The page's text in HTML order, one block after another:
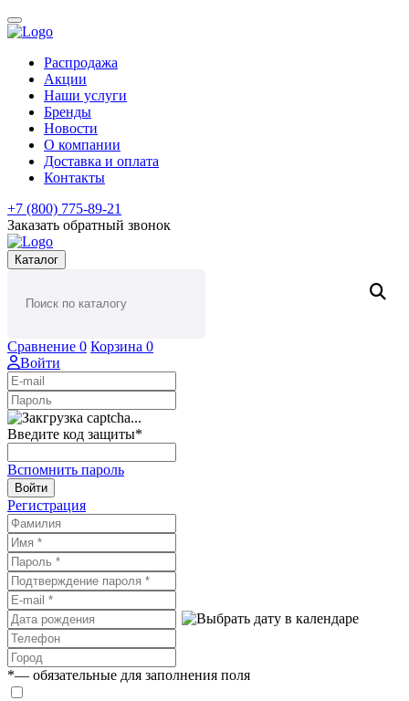
Распродажа
Акции
Наши услуги
Бренды
Новости
О компании
Доставка и оплата
Контакты
+7 (800) 775-89-21
Заказать обратный звонок
Каталог
Сравнение 0 Корзина 0
Войти
Введите код защиты*
Вспомнить пароль
Войти
Регистрация
*— обязательные для заполнения поля